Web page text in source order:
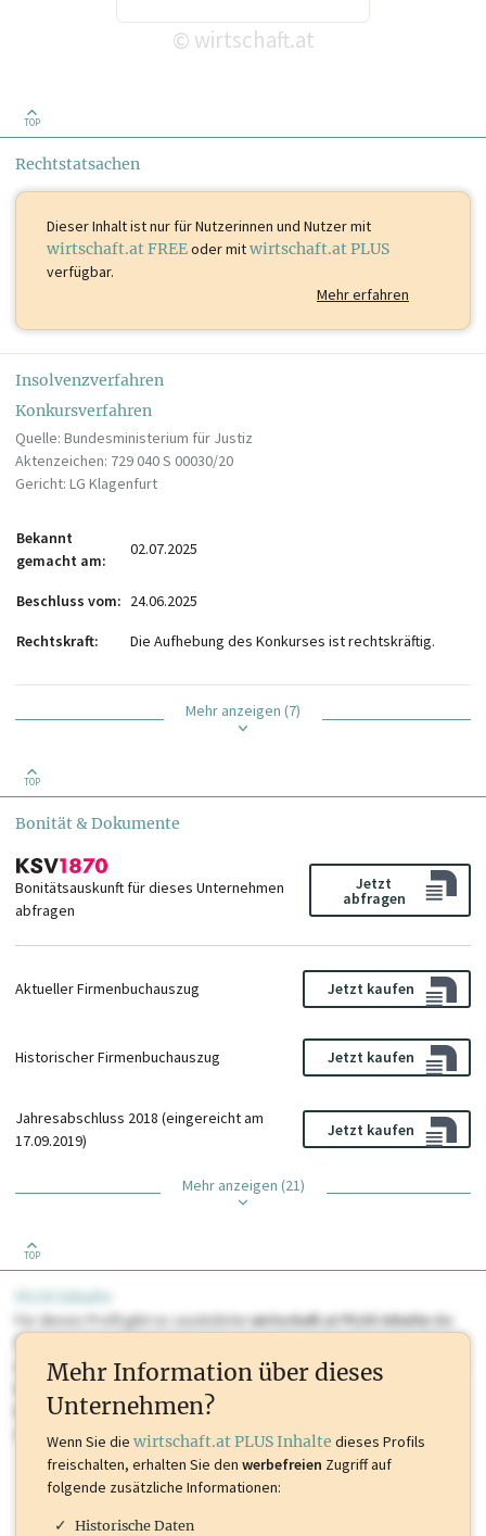
© wirtschaft.at
TOP
Rechtstatsachen
Dieser Inhalt istnur für Nutzerinnen und Nutzer mit
wirtschaft.at FREEoder mitwirtschaft.at PLUS
verfügbar.
Mehr erfahren
Insolvenzverfahren
Konkursverfahren
Quelle: Bundesministerium für Justiz
Aktenzeichen: 729 040 S 00030/20
Gericht: LG Klagenfurt
Bekannt
gemacht am
02.07.2025
Beschluss vom 24.06.2025
Rechtskraft Die Aufhebung des Konkurses ist rechtskräftig.
Mehr anzeigen (7)
TOP
Bonität & Dokumente
Bonitätsauskunft für dieses Unternehmen
abfragen
Jetzt
abfragen
Aktueller Firmenbuchauszug Jetzt kaufen
Historischer Firmenbuchauszug Jetzt kaufen
Jahresabschluss 2018 (eingereicht am
17.09.2019)
Jetzt kaufen
Mehr anzeigen (21)
TOP
Für dieses Profil gibt es zusätzlichewirtschaft.at PLUS Inhaltedie
Sie momentan nicht einsehen können. Schalten Sie dieses Profil frei
oder loggen Sie sich ein um diese Inhalte zu sehen. wirtschaft.at PLUS
Marken, Patente, Rechtstatsachen, OTS-Aussendungen, und viele
mehr.
Mehr Information über dieses
Unternehmen?
Wenn Sie die wirtschaft.at PLUS Inhalte dieses Profils
freischalten, erhalten Sie den werbefreien Zugriff auf
folgende zusätzliche Informationen:
Historische Daten